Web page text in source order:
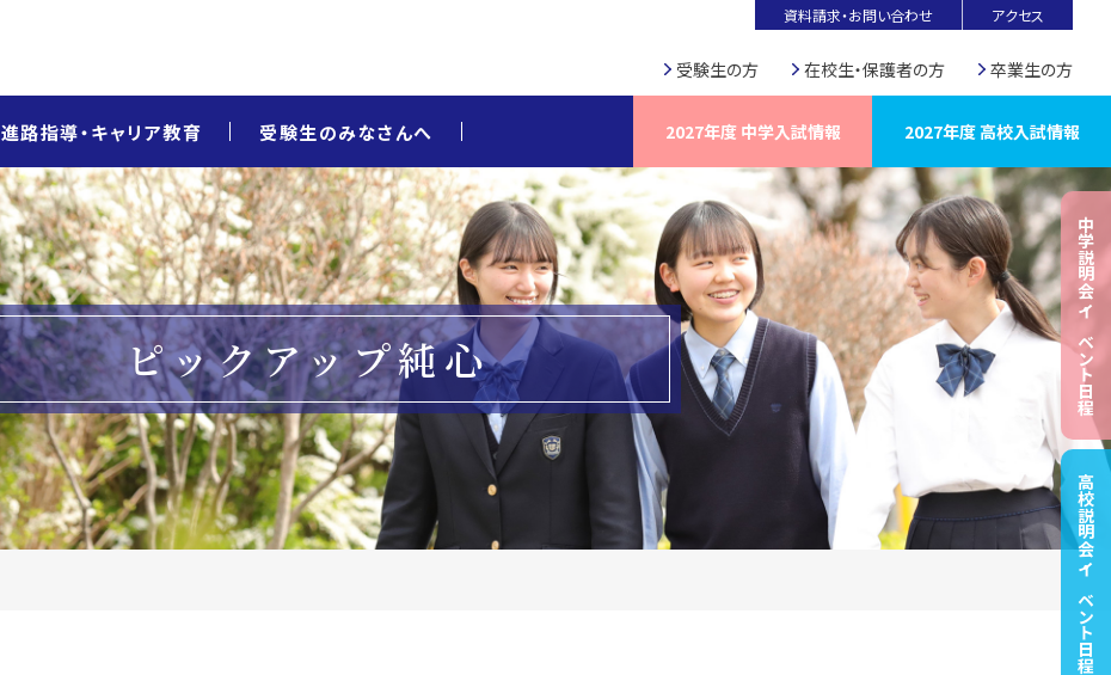
アクセス
資料請求・お問い合わせ
受験生の方 在校生・保護者の方 卒業生の方
進路指導・キャリア教育 受験生のみなさんへ 2027年度 中学入試情報 2027年度 高校入試情報
中学説明会・イベント日程
高校説明会・イベント日程
ピックアップ純心